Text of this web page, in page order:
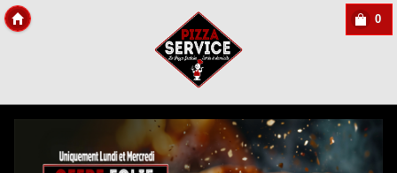
0
Copyright Des-click